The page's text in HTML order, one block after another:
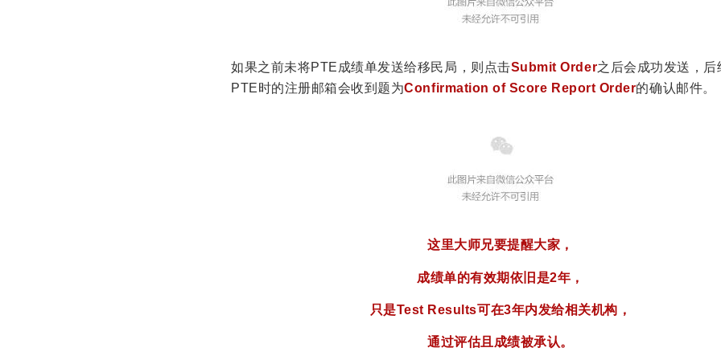
如果之前未将PTE成绩单发送给移民局，则点击Submit Order之后会成功发送，后
PTE时的注册邮箱会收到题为Confirmation of Score Report Order的确认邮件。
这里大师兄要提醒大家，
成绩单的有效期依旧是2年，
只是Test Results可在3年内发给相关机构，
通过评估且成绩被承认。